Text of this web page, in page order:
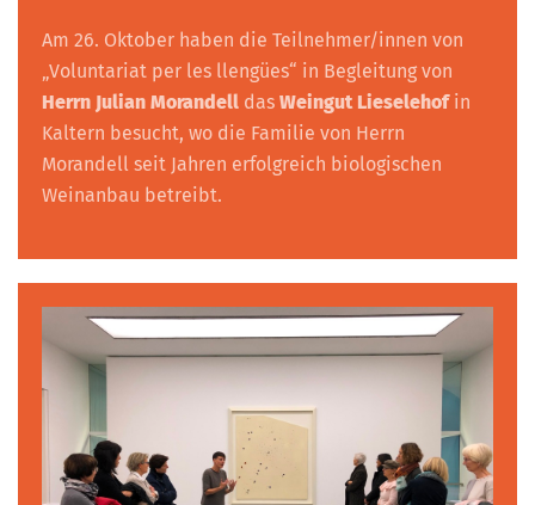
Am 26. Oktober haben die Teilnehmer/innen von
„Voluntariat per les llengües“ in Begleitung von
Herrn Julian Morandell das Weingut Lieselehofin
Kaltern besucht, wo die Familie von Herrn
Morandell seit Jahren erfolgreich biologischen
Weinanbau betreibt.